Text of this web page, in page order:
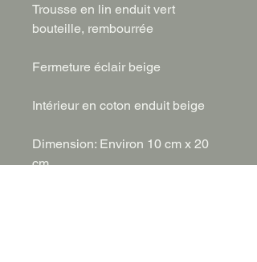
Trousse en lin enduit vert
bouteille, rembourrée
Fermeture éclair beige
Intérieur en coton enduit beige
Dimension: Environ 10 cm x 20
cm